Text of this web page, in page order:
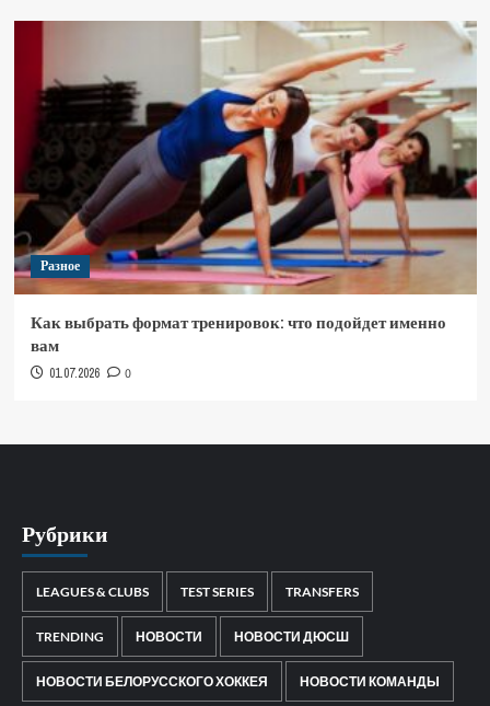
Разное
Как выбрать формат тренировок: что подойдет именно
вам
01.07.2026 0
Рубрики
LEAGUES & CLUBS TEST SERIES TRANSFERS
TRENDING НОВОСТИ НОВОСТИ ДЮСШ
НОВОСТИ БЕЛОРУССКОГО ХОККЕЯ НОВОСТИ КОМАНДЫ